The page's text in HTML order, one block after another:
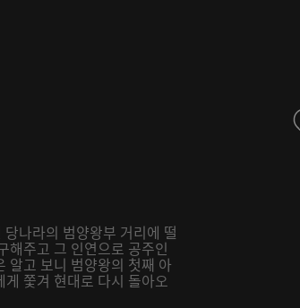
나라의 범양왕부 거리에 떨
해주고 그 인연으로 공주인
알고 보니 범양왕의 첫째 아
쫓겨 현대로 다시 돌아오